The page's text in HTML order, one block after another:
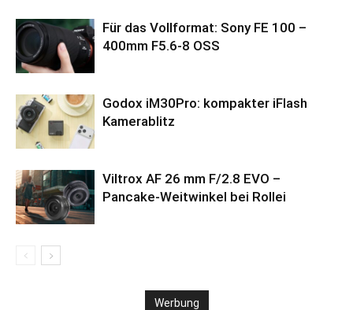
Für das Vollformat: Sony FE 100 –
400mm F5.6-8 OSS
Godox iM30Pro: kompakter iFlash
Kamerablitz
Viltrox AF 26 mm F/2.8 EVO –
Pancake-Weitwinkel bei Rollei
Werbung